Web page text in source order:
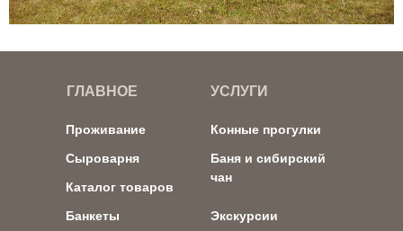
Конные прогулки
Проживание
Баня и сибирский
чан
Банкеты
Каталог товаров
Сыроварня
Экскурсии
ГЛАВНОЕ УСЛУГИ